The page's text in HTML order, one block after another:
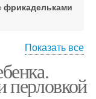
фрикадельками
супы
Показать все
перловкой